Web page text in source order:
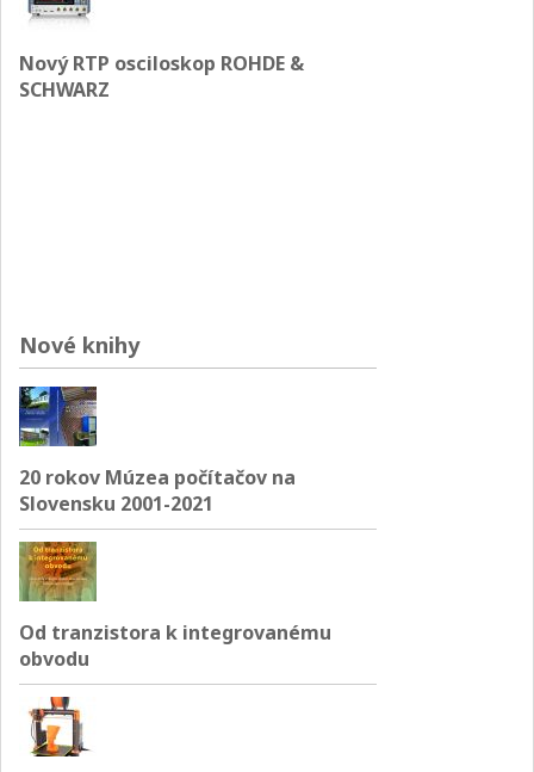
Nový RTP osciloskop ROHDE &
SCHWARZ
Nové knihy
20 rokov Múzea počítačov na
Slovensku 2001-2021
Od tranzistora k integrovanému
obvodu